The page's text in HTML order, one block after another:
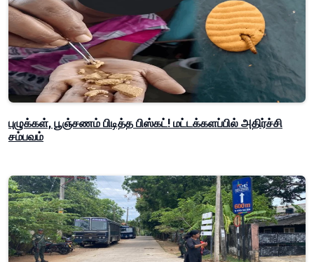
புழுக்கள், பூஞ்சணம் பிடித்த பிஸ்கட்! மட்டக்களப்பில் அதிர்ச்சி
சம்பவம்